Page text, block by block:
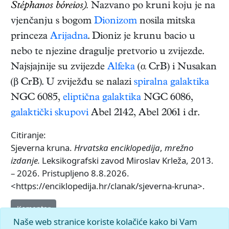
Stéphanos bóreios). Nazvano po kruni koju je na
vjenčanju s bogom Dionizom nosila mitska
princeza Arijadna. Dioniz je krunu bacio u
nebo te njezine dragulje pretvorio u zvijezde.
Najsjajnije su zvijezde Alfeka (α CrB) i Nusakan
(β CrB). U zviježđu se nalazi spiralna galaktika
NGC 6085, eliptična galaktika NGC 6086,
galaktički skupovi Abel 2142, Abel 2061 i dr.
Citiranje:
Sjeverna kruna. Hrvatska enciklopedija, mrežno
izdanje. Leksikografski zavod Miroslav Krleža, 2013.
– 2026. Pristupljeno 8.8.2026.
<https://enciklopedija.hr/clanak/sjeverna-kruna>.
Komentar
Naše web stranice koriste kolačiće kako bi Vam